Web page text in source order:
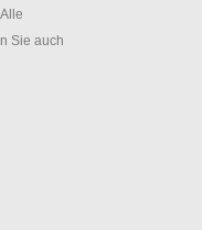
Sie auch